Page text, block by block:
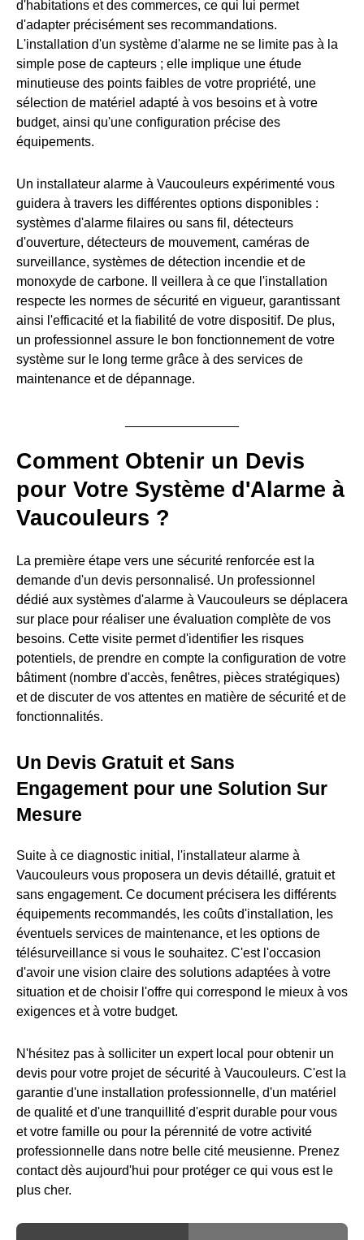
d'habitations et des commerces, ce qui lui permet
d'adapter précisément ses recommandations.
L'installation d'un système d'alarme ne se limite pas à la
simple pose de capteurs ; elle implique une étude
minutieuse des points faibles de votre propriété, une
sélection de matériel adapté à vos besoins et à votre
budget, ainsi qu'une configuration précise des
équipements.
Un installateur alarme à Vaucouleurs expérimenté vous
guidera à travers les différentes options disponibles :
systèmes d'alarme filaires ou sans fil, détecteurs
d'ouverture, détecteurs de mouvement, caméras de
surveillance, systèmes de détection incendie et de
monoxyde de carbone. Il veillera à ce que l'installation
respecte les normes de sécurité en vigueur, garantissant
ainsi l'efficacité et la fiabilité de votre dispositif. De plus,
un professionnel assure le bon fonctionnement de votre
système sur le long terme grâce à des services de
maintenance et de dépannage.
Comment Obtenir un Devis
pour Votre Système d'Alarme à
Vaucouleurs ?
La première étape vers une sécurité renforcée est la
demande d'un devis personnalisé. Un professionnel
dédié aux systèmes d'alarme à Vaucouleurs se déplacera
sur place pour réaliser une évaluation complète de vos
besoins. Cette visite permet d'identifier les risques
potentiels, de prendre en compte la configuration de votre
bâtiment (nombre d'accès, fenêtres, pièces stratégiques)
et de discuter de vos attentes en matière de sécurité et de
fonctionnalités.
Un Devis Gratuit et Sans
Engagement pour une Solution Sur
Mesure
Suite à ce diagnostic initial, l'installateur alarme à
Vaucouleurs vous proposera un devis détaillé, gratuit et
sans engagement. Ce document précisera les différents
équipements recommandés, les coûts d'installation, les
éventuels services de maintenance, et les options de
télésurveillance si vous le souhaitez. C'est l'occasion
d'avoir une vision claire des solutions adaptées à votre
situation et de choisir l'offre qui correspond le mieux à vos
exigences et à votre budget.
N'hésitez pas à solliciter un expert local pour obtenir un
devis pour votre projet de sécurité à Vaucouleurs. C'est la
garantie d'une installation professionnelle, d'un matériel
de qualité et d'une tranquillité d'esprit durable pour vous
et votre famille ou pour la pérennité de votre activité
professionnelle dans notre belle cité meusienne. Prenez
contact dès aujourd'hui pour protéger ce qui vous est le
plus cher.